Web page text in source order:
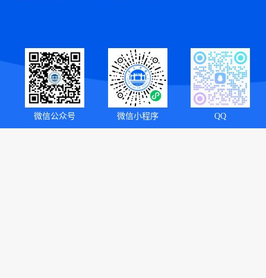
微信公众号 微信小程序 QQ